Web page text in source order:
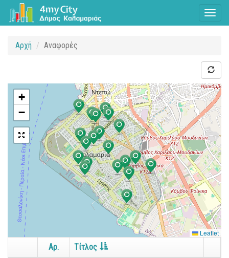
Αρχή Αναφορές
+
−
Leaflet
Αρ. Τίτλος